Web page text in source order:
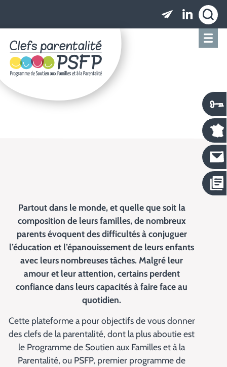
Clefs parentalité PSFP - Programme de
Partout dans le monde, et quelle que soit la
composition de leurs familles, de nombreux
parents évoquent des difficultés à conjuguer
l’éducation et l’épanouissement de leurs enfants
avec leurs nombreuses tâches. Malgré leur
amour et leur attention, certains perdent
confiance dans leurs capacités à faire face au
quotidien.
Cette plateforme a pour objectifs de vous donner
des clefs de la parentalité, dont la plus aboutie est
le Programme de Soutien aux Familles et à la
Parentalité, ou PSFP, premier programme de